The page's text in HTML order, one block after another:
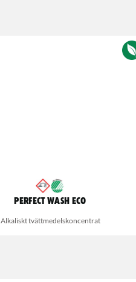
Perfect Wash Eco
Alkaliskt tvättmedelskoncentrat